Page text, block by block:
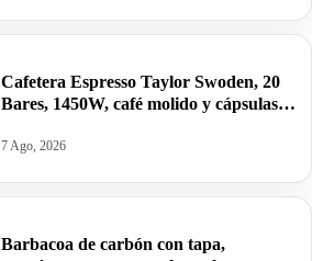
Cafetera Espresso Taylor Swoden, 20
Bares, 1450W, café molido y cápsulas
7 Ago, 2026
Barbacoa de carbón con tapa,